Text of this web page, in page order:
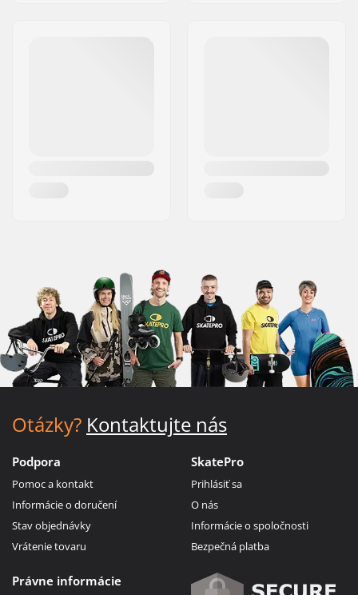
Otázky? Kontaktujte nás
Podpora
Pomoc a kontakt
Informácie o doručení
Stav objednávky
Vrátenie tovaru
SkatePro
Prihlásiť sa
O nás
Informácie o spoločnosti
Bezpečná platba
Právne informácie